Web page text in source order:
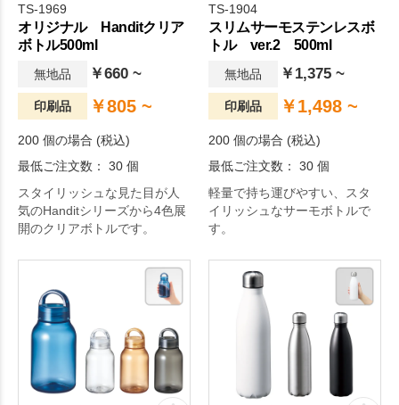
TS-1969
オリジナル Handitクリア
ボトル500ml
無地品 ￥660 ~
印刷品 ￥805 ~
200 個の場合 (税込)
最低ご注文数： 30 個
スタイリッシュな見た目が人
気のHanditシリーズから4色展
開のクリアボトルです。
TS-1904
スリムサーモステンレスボ
トル ver.2 500ml
無地品 ￥1,375 ~
印刷品 ￥1,498 ~
200 個の場合 (税込)
最低ご注文数： 30 個
軽量で持ち運びやすい、スタ
イリッシュなサーモボトルで
す。